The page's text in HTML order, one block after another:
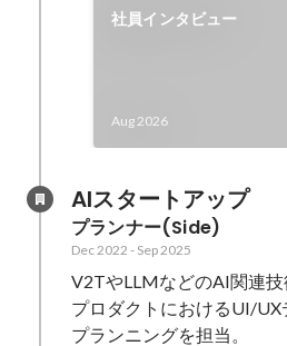
社員インタビュー
Aug 2026
AIスタートアップ
プランナー(Side)
Dec 2022 - Sep 2025
V2TやLLMなどのAI関連
プロダクトにおけるUI/
プランニングを担当。